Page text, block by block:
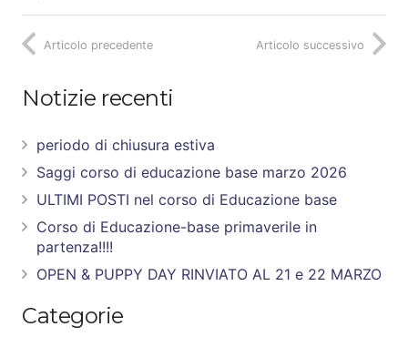
Articolo precedente Articolo successivo
Notizie recenti
periodo di chiusura estiva
Saggi corso di educazione base marzo 2026
ULTIMI POSTI nel corso di Educazione base
Corso di Educazione-base primaverile in
partenza!!!!
OPEN & PUPPY DAY RINVIATO AL 21 e 22 MARZO
Categorie